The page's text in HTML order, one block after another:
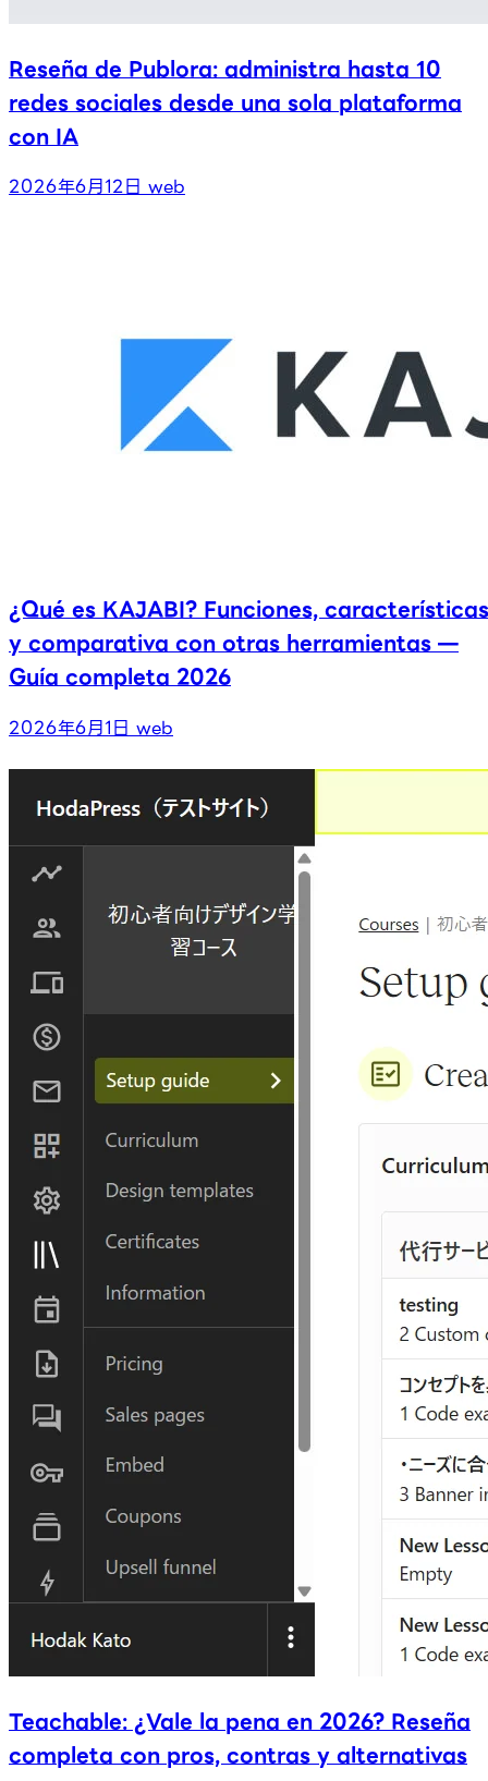
Reseña de Publora: administra hasta 10
redes sociales desde una sola plataforma
con IA
2026年6月12日 web
¿Qué es KAJABI? Funciones, características
y comparativa con otras herramientas —
Guía completa 2026
2026年6月1日 web
Teachable: ¿Vale la pena en 2026? Reseña
completa con pros, contras y alternativas